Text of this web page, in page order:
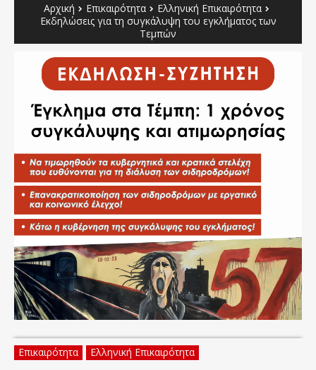
Αρχική Επικαιρότητα
Ελληνική Επικαιρότητα
Εκδηλώσεις για τη συγκάλυψη του εγκλήματος των
Τεμπών
Επικαιρότητα Ελληνική Επικαιρότητα